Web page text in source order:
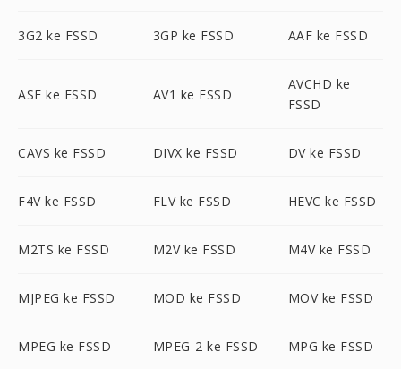
3G2 ke FSSD 3GP ke FSSD AAF ke FSSD
ASF ke FSSD AV1 ke FSSD
AVCHD ke
FSSD
CAVS ke FSSD DIVX ke FSSD DV ke FSSD
F4V ke FSSD FLV ke FSSD HEVC ke FSSD
M2TS ke FSSD M2V ke FSSD M4V ke FSSD
MJPEG ke FSSD MOD ke FSSD MOV ke FSSD
MPEG ke FSSD MPEG-2 ke FSSD MPG ke FSSD